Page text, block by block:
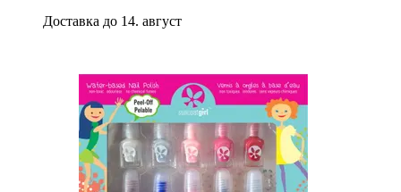
Доставка до 14. август